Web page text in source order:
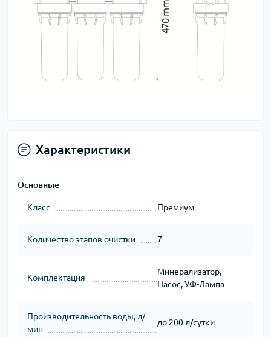
Характеристики
Основные
Класс Премиум
Количество этапов очистки 7
Комплектация
Минерализатор,
Насос, УФ-Лампа
Производительность воды, л/
мин
до 200 л/сутки